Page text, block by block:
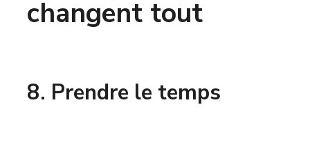
changent tout
8. Prendre le temps